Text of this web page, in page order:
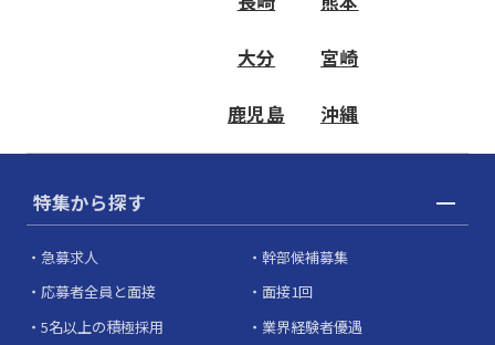
大分 宮崎
鹿児島 沖縄
特集から探す
急募求人
幹部候補募集
応募者全員と面接
面接1回
5名以上の積極採用
業界経験者優遇